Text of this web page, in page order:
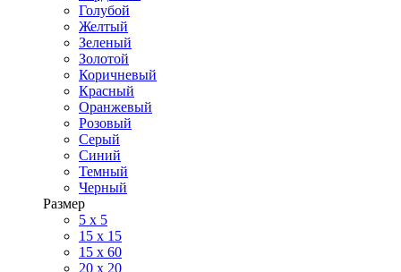
Голубой
Желтый
Зеленый
Золотой
Коричневый
Красный
Оранжевый
Розовый
Серый
Синий
Темный
Черный
Размер
5 x 5
15 x 15
15 x 60
20 х 20